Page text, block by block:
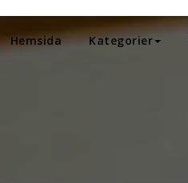
Hemsida Kategorier